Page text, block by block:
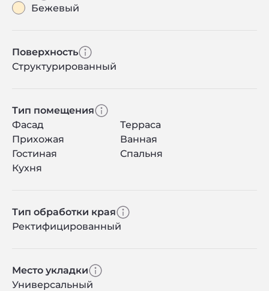
Бежевый
Поверхность
Структурированный
Тип помещения
Фасад
Терраса
Прихожая
Ванная
Гостиная
Спальня
Кухня
Тип обработки края
Ректифицированный
Место укладки
Универсальный